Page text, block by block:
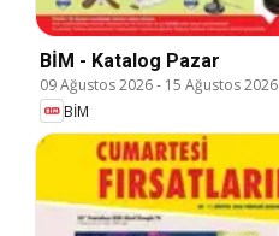
BİM - Katalog Pazar
09 Ağustos 2026- 15 Ağustos 2026
BİM